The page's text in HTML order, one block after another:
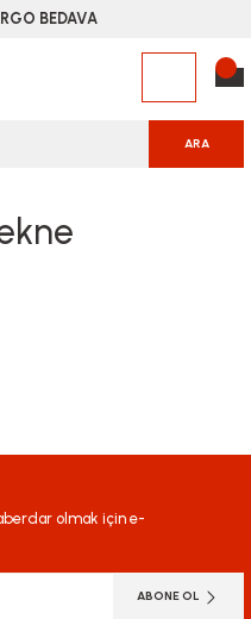
BEDAVA
ARA
olmak için e-
ABONE OL